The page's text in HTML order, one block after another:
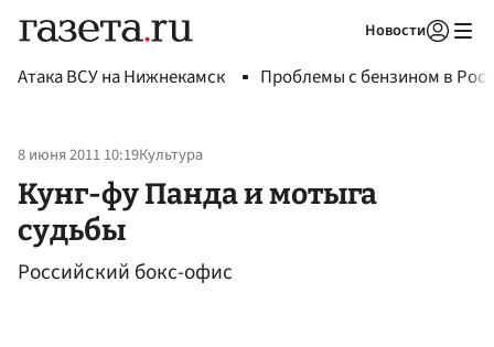
Новости
Атака ВСУ на Нижнекамск Проблемы с бензином в
8 июня 2011 10:19Культура
Кунг-фу Панда и мотыга
судьбы
Российский бокс-офис